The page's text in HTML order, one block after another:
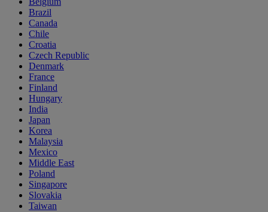
Brazil
Canada
Chile
Croatia
Czech Republic
Denmark
France
Finland
Hungary
India
Japan
Korea
Malaysia
Mexico
Middle East
Poland
Singapore
Slovakia
Taiwan